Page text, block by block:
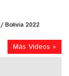
/ Bolivia 2022
Más Videos »